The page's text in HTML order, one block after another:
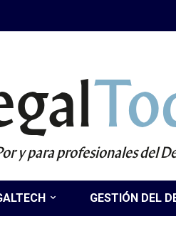
y para profesionales del
GESTIÓN DEL